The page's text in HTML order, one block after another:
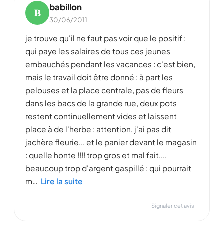
B babillon
30/06/2011
je trouve qu'il ne faut pas voir que le positif :
qui paye les salaires de tous ces jeunes
embauchés pendant les vacances : c'est bien,
mais le travail doit être donné : à part les
pelouses et la place centrale, pas de fleurs
dans les bacs de la grande rue, deux pots
restent continuellement vides et laissent
place à de l'herbe : attention, j'ai pas dit
jachère fleurie... et le panier devant le magasin
: quelle honte !!!! trop gros et mal fait....
beaucoup trop d'argent gaspillé : qui pourrait
m… Lire la suite
Signaler cet avis